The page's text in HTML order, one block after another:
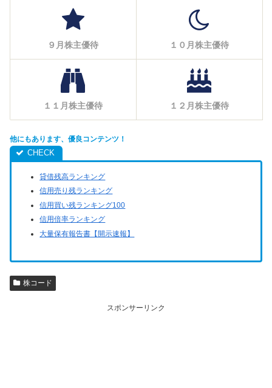
９月株主優待 １０月株主優待
１１月株主優待 １２月株主優待
他にもあります、優良コンテンツ！
貸借残高ランキング
信用売り残ランキング
信用買い残ランキング100
信用倍率ランキング
大量保有報告書【開示速報】
株コード
スポンサーリンク